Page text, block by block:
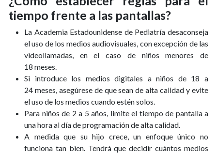
tiempo frente a las pantallas?
La Academia Estadounidense de Pediatría desaconseja
el uso de los medios audiovisuales, con excepción de las
videollamadas, en el caso de niños menores de
18 meses.
Si introduce los medios digitales a niños de 18 a
24 meses, asegúrese de que sean de alta calidad y evite
el uso de los medios cuando estén solos.
Para niños de 2 a 5 años, limite el tiempo de pantalla a
una hora al día de programación de alta calidad.
A medida que su hijo crece, un enfoque único no
funciona tan bien. Tendrá que decidir cuántos medios